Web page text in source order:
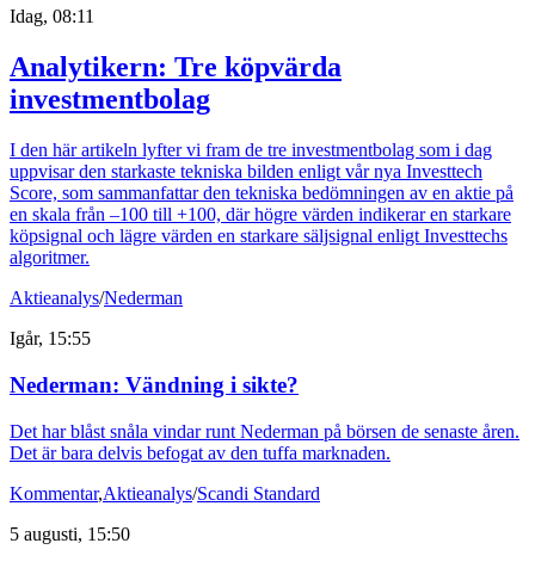
Idag, 08:11
Analytikern: Tre köpvärda
investmentbolag
I den här artikeln lyfter vi fram de tre investmentbolag som i dag
uppvisar den starkaste tekniska bilden enligt vår nya Investtech
Score, som sammanfattar den tekniska bedömningen av en aktie på
en skala från –100 till +100, där högre värden indikerar en starkare
köpsignal och lägre värden en starkare säljsignal enligt Investtechs
algoritmer.
Aktieanalys/Nederman
Igår, 15:55
Nederman: Vändning i sikte?
Det har blåst snåla vindar runt Nederman på börsen de senaste åren.
Det är bara delvis befogat av den tuffa marknaden.
Kommentar,Aktieanalys/Scandi Standard
5 augusti, 15:50